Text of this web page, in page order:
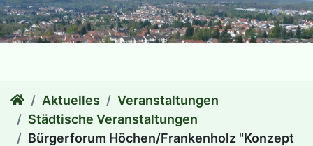
Aktuelles
Veranstaltungen
Städtische Veranstaltungen
Bürgerforum Höchen/Frankenholz "Konzept